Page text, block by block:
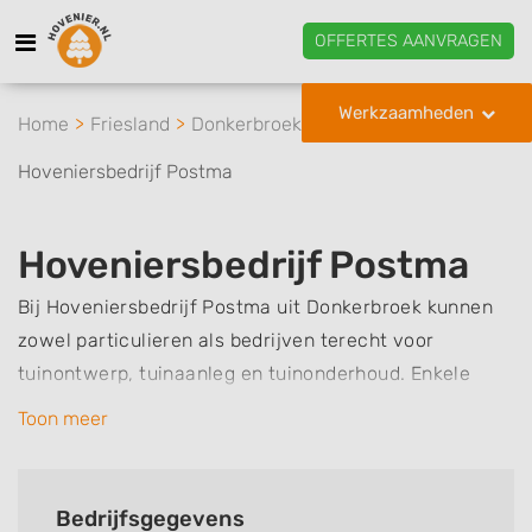
OFFERTES AANVRAGEN
Werkzaamheden
Home Friesland Donkerbroek
Hoveniersbedrijf Postma
Hoveniersbedrijf Postma
Bij Hoveniersbedrijf Postma uit Donkerbroek kunnen
zowel particulieren als bedrijven terecht voor
tuinontwerp, tuinaanleg en tuinonderhoud. Enkele
voorbeelden van werkzaamheden die Hoveniersbedrijf
beschoeiing, het bouwen van een vlonder of pergola,
Toon meer
Bedrijfsgegevens